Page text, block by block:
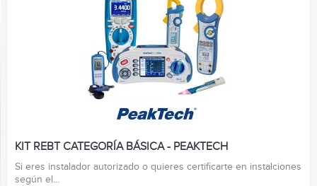
KIT REBT CATEGORÍA BÁSICA - PEAKTECH
Si eres instalador autorizado o quieres certificarte en instalciones
según el...